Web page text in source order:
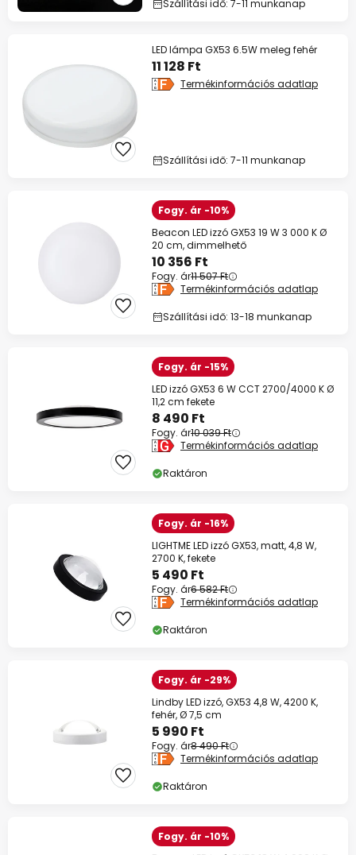
Szállítási idő: 7-11 munkanap
LED lámpa GX53 6.5W meleg fehér
11 128 Ft
Termékinformációs adatlap
Szállítási idő: 7-11 munkanap
Fogy. ár -10%
Beacon LED izzó GX53 19 W 3 000 K Ø
20 cm, dimmelhető
10 356 Ft
Fogy. ár11 507 Ft
Termékinformációs adatlap
Szállítási idő: 13-18 munkanap
Fogy. ár -15%
LED izzó GX53 6 W CCT 2700/4000 K Ø
11,2 cm fekete
8 490 Ft
Fogy. ár10 039 Ft
Termékinformációs adatlap
Raktáron
Fogy. ár -16%
LIGHTME LED izzó GX53, matt, 4,8 W,
2700 K, fekete
5 490 Ft
Fogy. ár6 582 Ft
Termékinformációs adatlap
Raktáron
Fogy. ár -29%
Lindby LED izzó, GX53 4,8 W, 4200 K,
fehér, Ø 7,5 cm
5 990 Ft
Fogy. ár8 490 Ft
Termékinformációs adatlap
Raktáron
Fogy. ár -10%